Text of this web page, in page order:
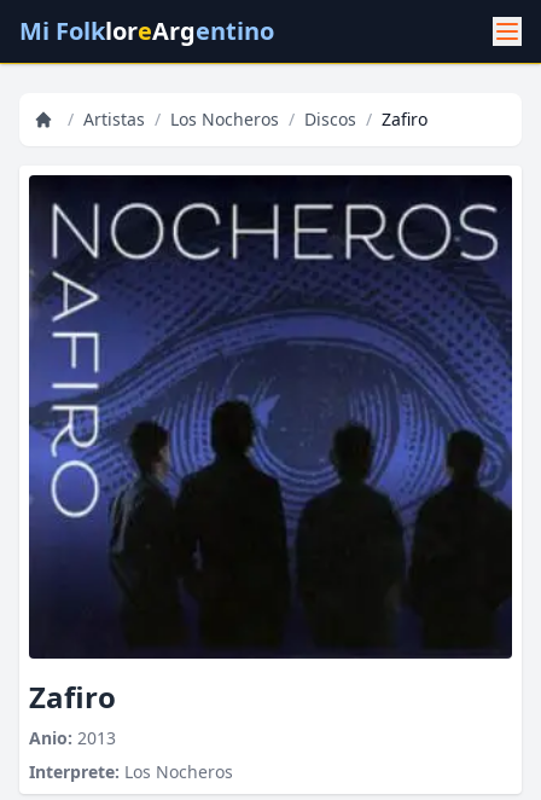
Mi FolkloreArgentino
/ Artistas / Los Nocheros / Discos / Zafiro
Zafiro
Anio: 2013
Interprete: Los Nocheros